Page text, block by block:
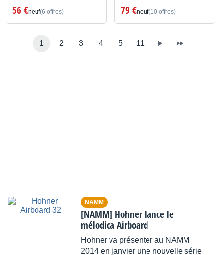
56 €neuf(6 offres) 79 €neuf(10 offres)
1 2 3 4 5 11
NAMM
[NAMM] Hohner lance le
mélodica Airboard
Hohner va présenter au NAMM
2014 en janvier une nouvelle série